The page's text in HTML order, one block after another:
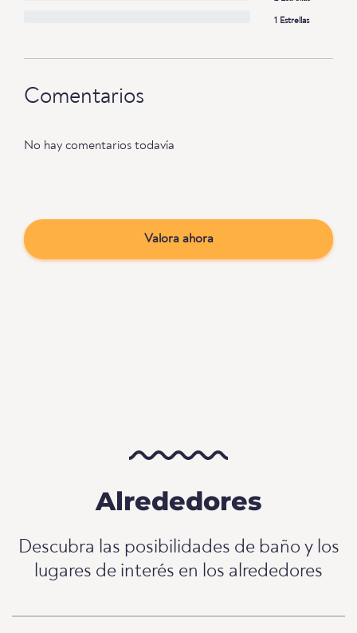
1 Estrellas
Comentarios
No hay comentarios todavía
Valora ahora
Alrededores
Descubra las posibilidades de baño y los
lugares de interés en los alrededores